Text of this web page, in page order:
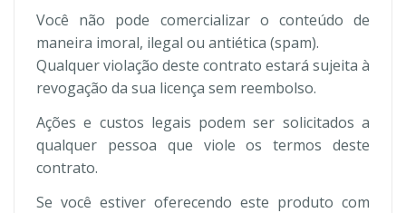
Você não pode comercializar o conteúdo de
maneira imoral, ilegal ou antiética (spam).
Qualquer violação deste contrato estará sujeita à
revogação da sua licença sem reembolso.
Ações e custos legais podem ser solicitados a
qualquer pessoa que viole os termos deste
contrato.
Se você estiver oferecendo este produto com